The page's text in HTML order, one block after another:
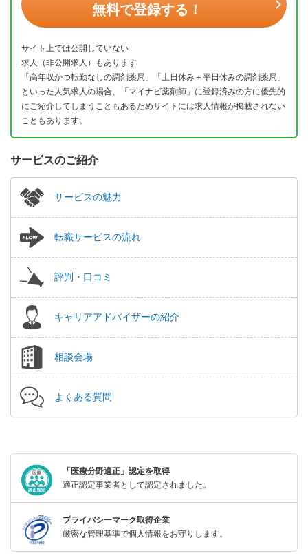
無料で登録する！
サイト上では公開していない
求人（非公開求人）もあります
「高年収かつ転勤なしの調剤薬局」「土日休み＋平日休みの調剤薬局」
といった人気求人の場合、「マイナビ薬剤師」に登録済みの方に優先的
にご紹介してしまうこともあるためサイトには求人情報が掲載されない
こともあります。
サービスのご紹介
サービスの魅力
転職サービスの流れ
評判・口コミ
キャリアアドバイザーの紹介
相談会場
よくある質問
「医療分野適正」認定を取得
適正認定事業者として認定されました。
プライバシーマーク取得企業
厳密な管理基準で個人情報をお守りします。